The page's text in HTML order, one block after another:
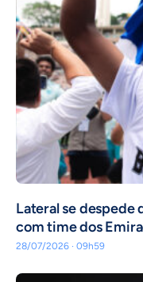
Lateral se despede
com time dos
28/07/2026 · 09h59